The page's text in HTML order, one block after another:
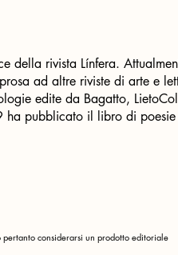
della rivista Línfera.
ad altre riviste di arte e
edite da Bagatto,
ha pubblicato il libro di poesie
considerarsi un prodotto editoriale